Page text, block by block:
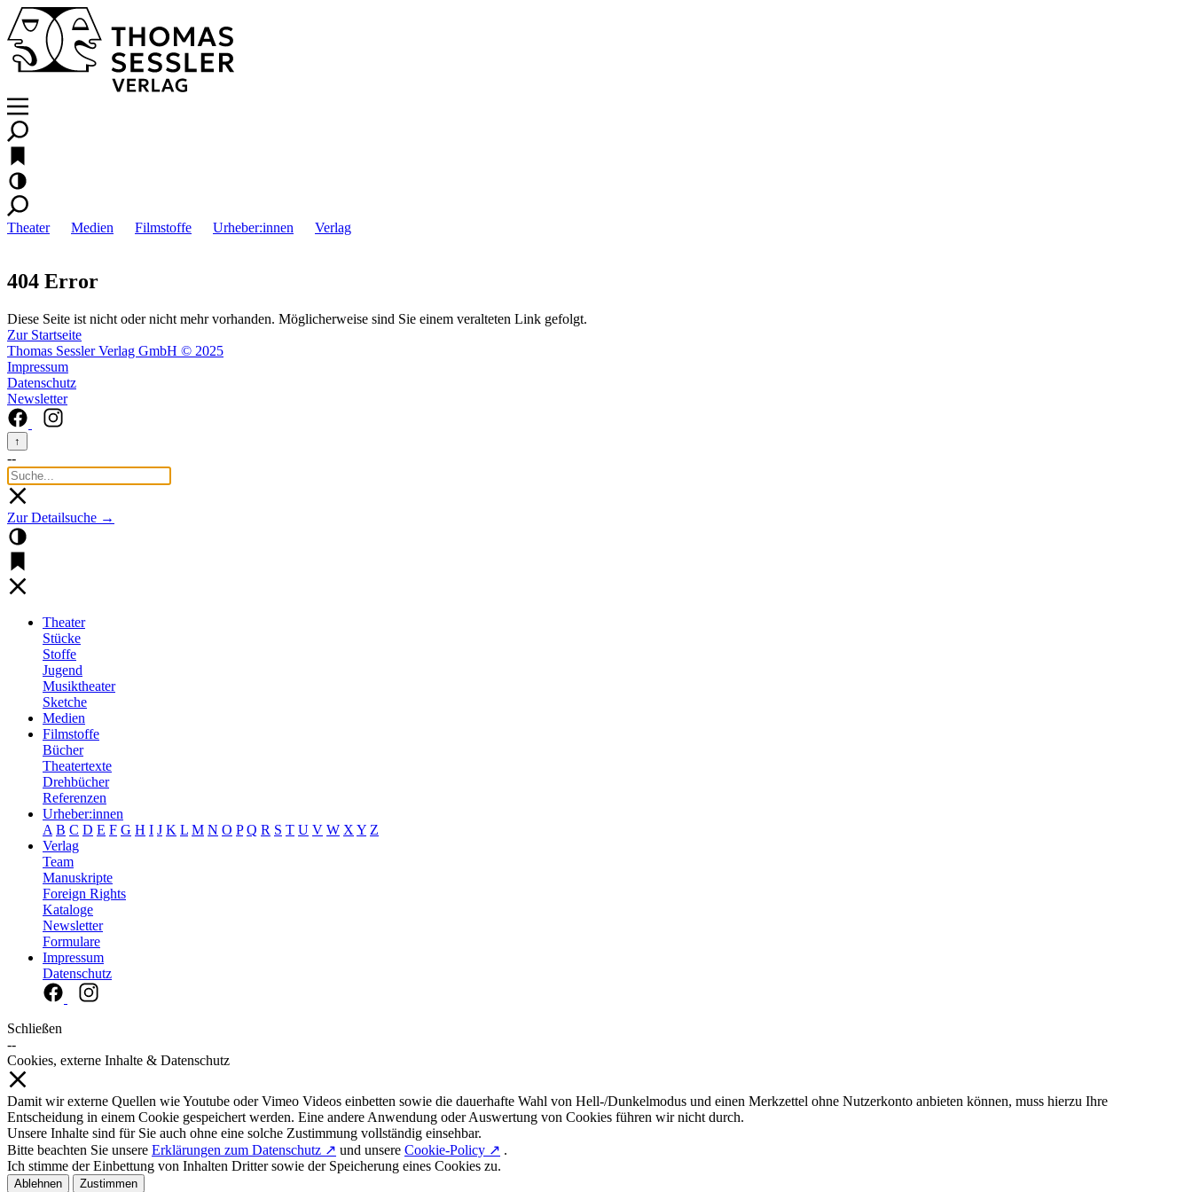
Theater Medien Filmstoffe Urheber:innen Verlag
404 Error
Diese Seite ist nicht oder nicht mehr vorhanden. Möglicherweise sind Sie einem veralteten Link gefolgt.
Zur Startseite
Thomas Sessler Verlag GmbH © 2025
Impressum
Datenschutz
Newsletter
↑
--
Zur Detailsuche →
Theater
Stücke
Stoffe
Jugend
Musiktheater
Sketche
Medien
Filmstoffe
Bücher
Theatertexte
Drehbücher
Referenzen
Urheber:innen
A B C D E F G H I J K L M N O P Q R S T U V W X Y Z
Verlag
Team
Manuskripte
Foreign Rights
Kataloge
Newsletter
Formulare
Impressum
Datenschutz
Schließen
--
Cookies, externe Inhalte & Datenschutz
Damit wir externe Quellen wie Youtube oder Vimeo Videos einbetten sowie die dauerhafte Wahl von Hell-/Dunkelmodus und einen Merkzettel ohne Nutzerkonto anbieten können, muss hierzu Ihre
Entscheidung in einem Cookie gespeichert werden. Eine andere Anwendung oder Auswertung von Cookies führen wir nicht durch.
Unsere Inhalte sind für Sie auch ohne eine solche Zustimmung vollständig einsehbar.
Bitte beachten Sie unsere Erklärungen zum Datenschutz ↗ und unsere Cookie-Policy ↗ .
Ich stimme der Einbettung von Inhalten Dritter sowie der Speicherung eines Cookies zu.
Ablehnen Zustimmen